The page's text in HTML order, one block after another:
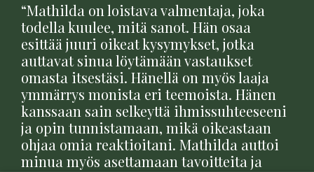
“Mathilda on loistava valmentaja, joka
todella kuulee, mitä sanot. Hän osaa
esittää juuri oikeat kysymykset, jotka
auttavat sinua löytämään vastaukset
omasta itsestäsi. Hänellä on myös laaja
ymmärrys monista eri teemoista. Hänen
kanssaan sain selkeyttä ihmissuhteeseeni
ja opin tunnistamaan, mikä oikeastaan
ohjaa omia reaktioitani. Mathilda auttoi
minua myös asettamaan tavoitteita ja